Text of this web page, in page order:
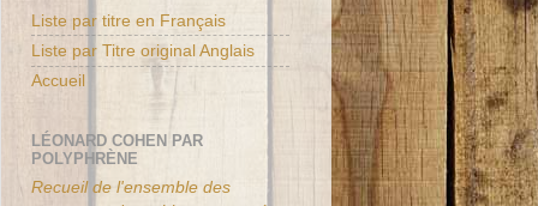
Liste par titre en Français
Liste par Titre original Anglais
Accueil
LÉONARD COHEN PAR
POLYPHRÈNE
Recueil de l'ensemble des